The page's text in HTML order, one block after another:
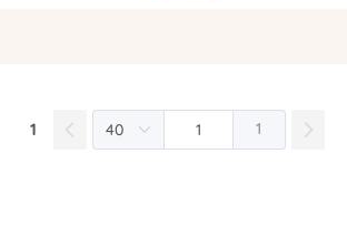
1 1